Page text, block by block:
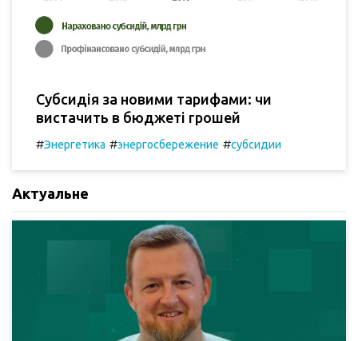
Субсидія за новими тарифами: чи
вистачить в бюджеті грошей
#Энергетика #энергосбережение #субсидии
Актуальне